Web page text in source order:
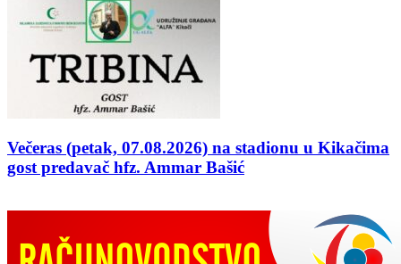
Večeras (petak, 07.08.2026) na stadionu u Kikačima
gost predavač hfz. Ammar Bašić